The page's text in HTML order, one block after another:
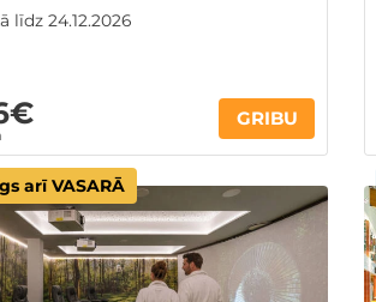
līdz 24.12.2026
GRIBU
arī VASARĀ